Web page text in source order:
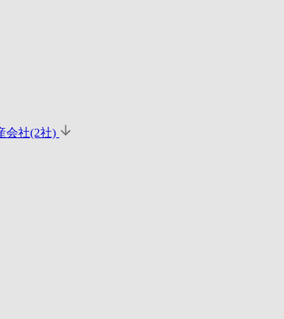
会社(2社)